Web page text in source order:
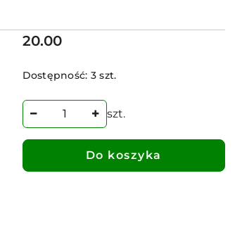
Cena:
20.00
Dostępność: 3 szt.
szt.
Do koszyka